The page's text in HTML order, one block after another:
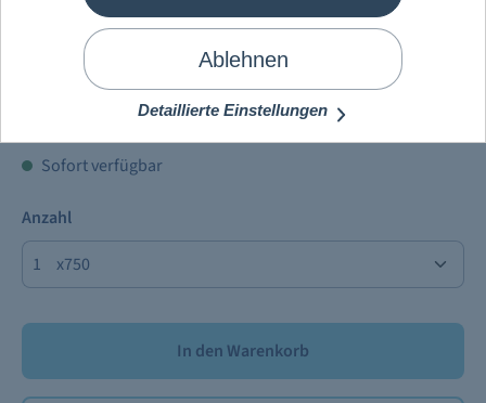
Mein Schiff®Roséwein
9,90 €
Preise inkl. MwSt. zzgl.Versandkosten
Sofort verfügbar
Anzahl
x750
In den Warenkorb
Ablehnen
Detaillierte Einstellungen